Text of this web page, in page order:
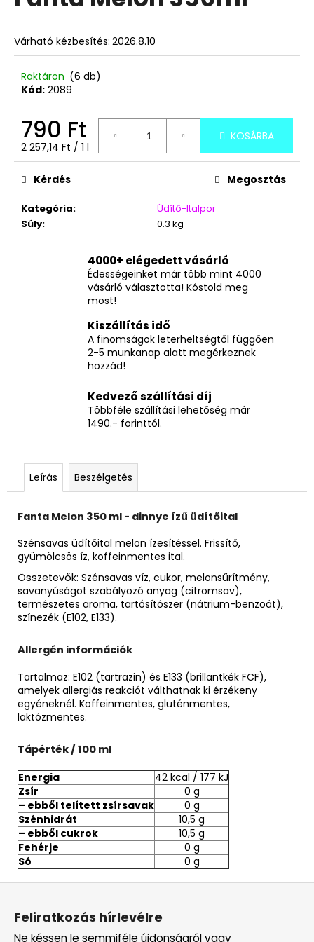
0,0
csillag.
Várható kézbesítés: 2026.8.10
Raktáron (6 db)
Kód: 2089
790 Ft
Egységár:
2 257,14 Ft / 1 l
KOSÁRBA
Kategória:
Üdítő-Italpor
Súly: 0.3 kg
Kérdés Megosztás
4000+ elégedett vásárló
Édességeinket már több mint 4000
vásárló választotta! Kóstold meg
most!
Kiszállítás idő
A finomságok leterheltségtől függően
2-5 munkanap alatt megérkeznek
hozzád!
Kedvező szállítási díj
Többféle szállítási lehetőség már
1490.- forinttól.
Leírás Beszélgetés
Fanta Melon 350 ml - dinnye ízű üdítőital
Szénsavas üdítőital melon ízesítéssel. Frissítő,
gyümölcsös íz, koffeinmentes ital.
Összetevők: Szénsavas víz, cukor, melonsűrítmény,
savanyúságot szabályozó anyag (citromsav),
természetes aroma, tartósítószer (nátrium-benzoát),
színezék (E102, E133).
Allergén információk
Tartalmaz: E102 (tartrazin) és E133 (brillantkék FCF),
amelyek allergiás reakciót válthatnak ki érzékeny
egyéneknél. Koffeinmentes, gluténmentes,
laktózmentes.
Tápérték / 100 ml
Energia
42 kcal / 177 kJ
Zsír
0 g
– ebből telített zsírsavak
0 g
Szénhidrát
10,5 g
– ebből cukrok
10,5 g
Fehérje
0 g
Só
0 g
A
j
á
n
k
WAFERS
KÓKUSZKRÉMES
NÁPOLYI
Feliratkozás hírlevélre
Ne késsen le semmiféle újdonságról vagy